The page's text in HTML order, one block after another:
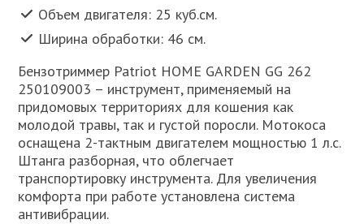
Объем двигателя: 25 куб.см.
Ширина обработки: 46 см.
Бензотриммер Patriot HOME GARDEN GG 262
250109003 – инструмент, применяемый на
придомовых территориях для кошения как
молодой травы, так и густой поросли. Мотокоса
оснащена 2-тактным двигателем мощностью 1 л.с.
Штанга разборная, что облегчает
транспортировку инструмента. Для увеличения
комфорта при работе установлена система
антивибрации.